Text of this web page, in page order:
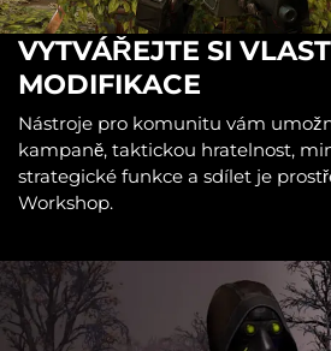
VYTVÁŘEJTE SI
MODIFIKACE
Nástroje pro komunitu vám
kampaně, taktickou hratelnost,
strategické funkce a sdílet je
Workshop.